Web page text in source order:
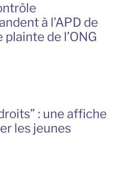
à l’APD de
de l’ONG
: une affiche
les jeunes